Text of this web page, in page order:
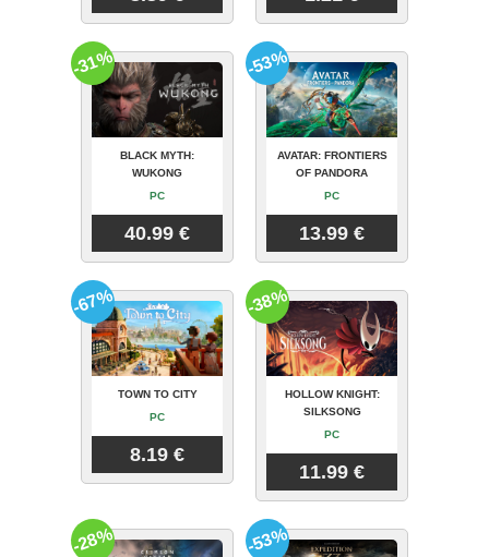
BLACK MYTH:
WUKONG
PC
40.99 €
-31%
AVATAR: FRONTIERS
OF PANDORA
PC
13.99 €
-53%
TOWN TO CITY
PC
8.19 €
-67%
HOLLOW KNIGHT:
SILKSONG
PC
11.99 €
-38%
-28% -53%